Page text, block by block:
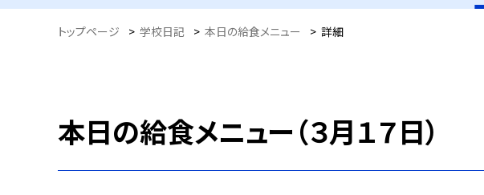
トップページ > 学校日記 > 本日の給食メニュー > 詳細
本日の給食メニュー（３月１７日）